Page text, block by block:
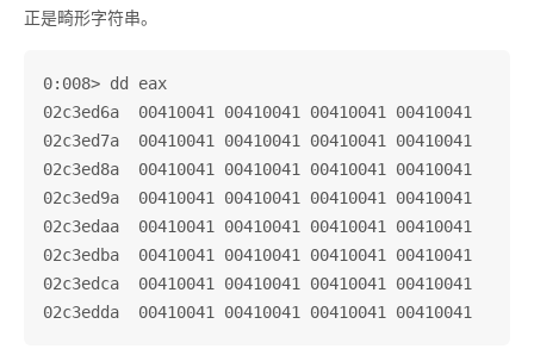
正是畸形字符串。
0:008> dd eax
02c3ed6a  00410041 00410041 00410041 00410041
02c3ed7a  00410041 00410041 00410041 00410041
02c3ed8a  00410041 00410041 00410041 00410041
02c3ed9a  00410041 00410041 00410041 00410041
02c3edaa  00410041 00410041 00410041 00410041
02c3edba  00410041 00410041 00410041 00410041
02c3edca  00410041 00410041 00410041 00410041